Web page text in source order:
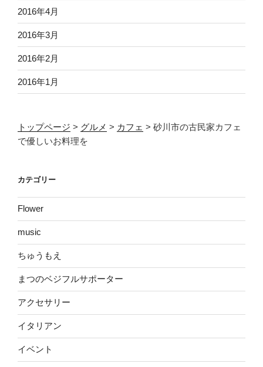
2016年4月
2016年3月
2016年2月
2016年1月
トップページ > グルメ > カフェ > 砂川市の古民家カフェ
で優しいお料理を
カテゴリー
Flower
music
ちゅうもえ
まつのベジフルサポーター
アクセサリー
イタリアン
イベント